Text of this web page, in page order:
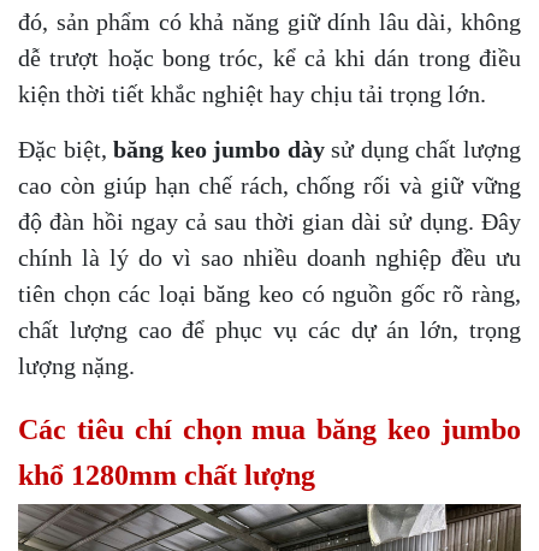
đó, sản phẩm có khả năng giữ dính lâu dài, không
dễ trượt hoặc bong tróc, kể cả khi dán trong điều
kiện thời tiết khắc nghiệt hay chịu tải trọng lớn.
Đặc biệt,băng keo jumbo dàysử dụng chất lượng
cao còn giúp hạn chế rách, chống rối và giữ vững
độ đàn hồi ngay cả sau thời gian dài sử dụng. Đây
chính là lý do vì sao nhiều doanh nghiệp đều ưu
tiên chọn các loại băng keo có nguồn gốc rõ ràng,
chất lượng cao để phục vụ các dự án lớn, trọng
lượng nặng.
Các tiêu chí chọn mua băng keo jumbo
khổ 1280mm chất lượng